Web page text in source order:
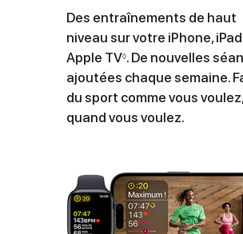
Des entraînements de haut
niveau sur votre iPhone,
Apple TV◊Voir
les
mentions
légales
. De nouvelles
ajoutées chaque semaine.
du sport comme vous voulez,
quand vous voulez.